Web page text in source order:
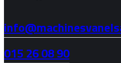
015 26 08 90